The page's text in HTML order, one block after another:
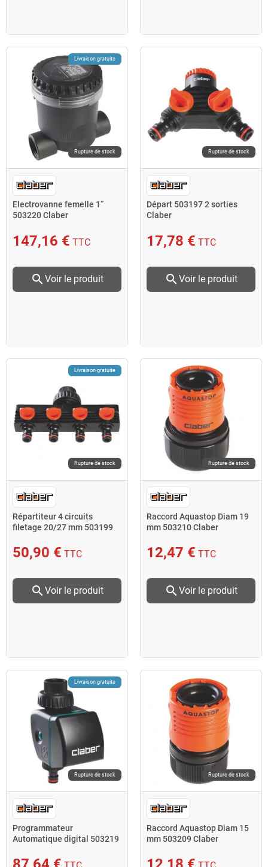
Livraison gratuite
Rupture de stock
Electrovanne femelle 1”
503220 Claber
147,16 € TTC
search Voir le produit
Rupture de stock
Départ 503197 2 sorties
Claber
17,78 € TTC
search Voir le produit
Livraison gratuite
Rupture de stock
Répartiteur 4 circuits
filetage 20/27 mm 503199
50,90 € TTC
search Voir le produit
Rupture de stock
Raccord Aquastop Diam 19
mm 503210 Claber
12,47 € TTC
search Voir le produit
Livraison gratuite
Rupture de stock
Programmateur
Automatique digital 503219
Rupture de stock
Raccord Aquastop Diam 15
mm 503209 Claber